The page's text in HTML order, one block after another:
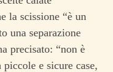
la scissione “è un
una separazione
precisato: “non è
e sicure case,